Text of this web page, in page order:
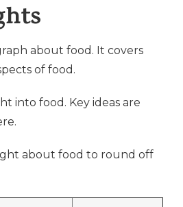
about food. It covers
of food.
into food. Key ideas are
about food to round off